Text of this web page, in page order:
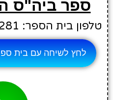
ספר ביה"ס
טלפון בית הספר: 04-9988281
לחץ לשיחה עם בית